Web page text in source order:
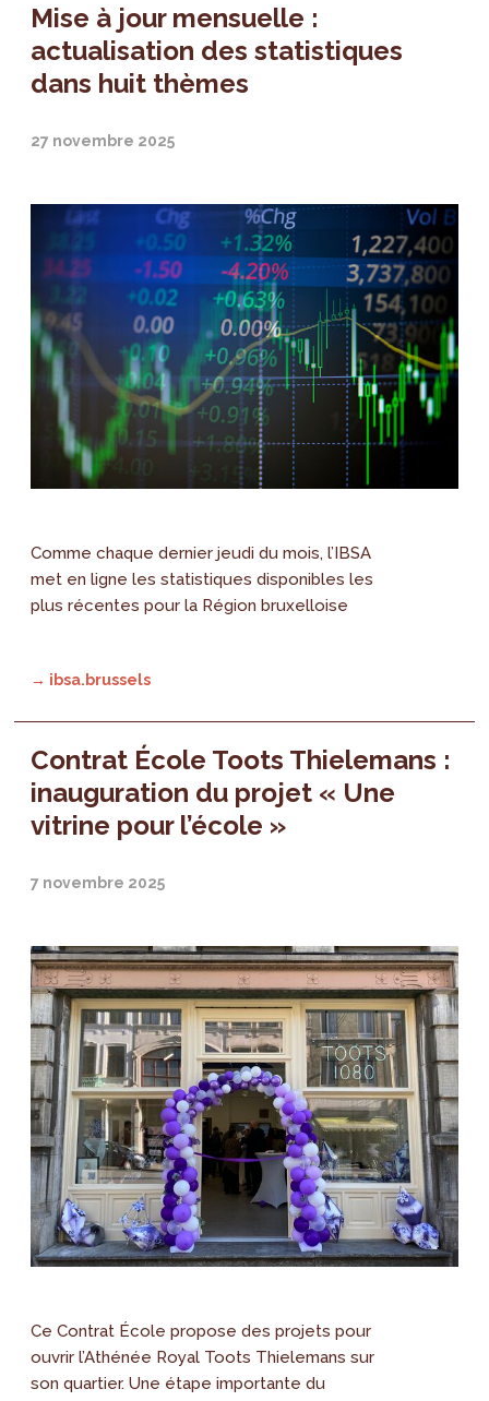
Mise à jour mensuelle :
actualisation des statistiques
dans huit thèmes
27 novembre 2025
Comme chaque dernier jeudi du mois, l’IBSA
met en ligne les statistiques disponibles les
plus récentes pour la Région bruxelloise
→ ibsa.brussels
Contrat École Toots Thielemans :
inauguration du projet « Une
vitrine pour l’école »
7 novembre 2025
Ce Contrat École propose des projets pour
ouvrir l’Athénée Royal Toots Thielemans sur
son quartier. Une étape importante du